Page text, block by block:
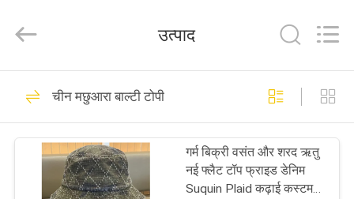
उत्पादों
Manufacturing
Rights
मुद्रित बेसबॉल कैप्स
104
उत्पाद
चीन मछुआरा बाल्टी टोपी
गर्म बिक्री वसंत और शरद ऋतु
नई फ्लैट टॉप फ्राइड डेनिम
Suquin Plaid कढ़ाई कस्टम